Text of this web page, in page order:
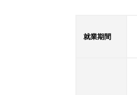
就業期間